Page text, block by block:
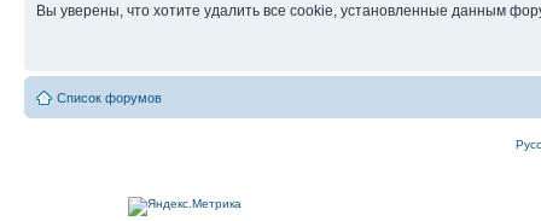
Вы уверены, что хотите удалить все cookie, установленные данным
Список форумов